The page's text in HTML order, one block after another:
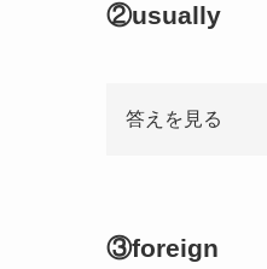
②usually
答えを見る
③foreign